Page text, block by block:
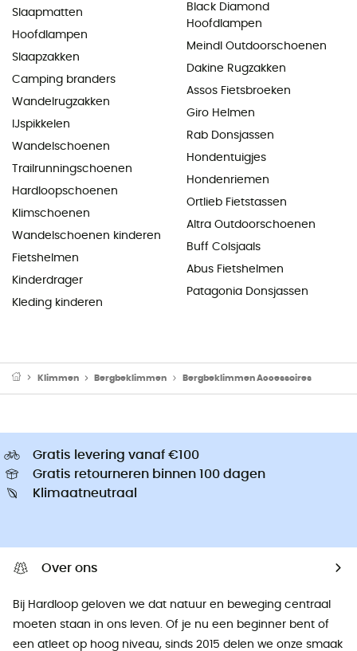
Slaapmatten
Hoofdlampen
Slaapzakken
Camping branders
Wandelrugzakken
IJspikkelen
Wandelschoenen
Trailrunningschoenen
Hardloopschoenen
Klimschoenen
Wandelschoenen kinderen
Fietshelmen
Kinderdrager
Kleding kinderen
Black Diamond
Hoofdlampen
Meindl Outdoorschoenen
Dakine Rugzakken
Assos Fietsbroeken
Giro Helmen
Rab Donsjassen
Hondentuigjes
Hondenriemen
Ortlieb Fietstassen
Altra Outdoorschoenen
Buff Colsjaals
Abus Fietshelmen
Patagonia Donsjassen
Klimmen Bergbeklimmen Bergbeklimmen Accessoires
Gratis levering vanaf €100
Gratis retourneren binnen 100 dagen
Klimaatneutraal
Over ons
Bij Hardloop geloven we dat natuur en beweging centraal
moeten staan ​​in ons leven. Of je nu een beginner bent of
een atleet op hoog niveau, sinds 2015 delen we onze smaak